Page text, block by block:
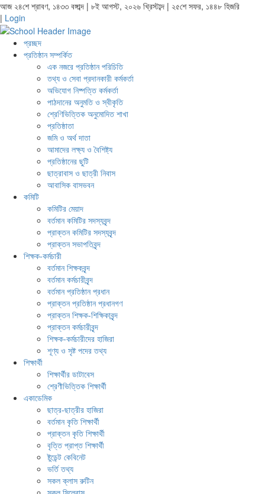
আজ ২৪শে শ্রাবণ, ১৪৩৩ বঙ্গাব্দ | ৮ই আগস্ট, ২০২৬ খ্রিস্টাব্দ | ২৫শে সফর, ১৪৪৮ হিজরি
| Login
প্রচ্ছদ
প্রতিষ্ঠান সম্পর্কিত
এক নজরে প্রতিষ্ঠান পরিচিতি
তথ্য ও সেবা প্রদানকারী কর্মকর্তা
অভিযোগ নিষ্পত্তি কর্মকর্তা
পাঠদানের অনুমতি ও স্বীকৃতি
শ্রেণিভিত্তিক অনুমোদিত শাখা
প্রতিষ্ঠাতা
জমি ও অর্থ দাতা
আমাদের লক্ষ্য ও বৈশিষ্ট্য
প্রতিষ্ঠানের ছুটি
ছাত্রাবাস ও ছাত্রী নিবাস
আবাসিক বাসভবন
কমিটি
কমিটির মেয়াদ
বর্তমান কমিটির সদস্যবৃন্দ
প্রাক্তন কমিটির সদস্যবৃন্দ
প্রাক্তন সভাপতিবৃন্দ
শিক্ষক-কর্মচারী
বর্তমান শিক্ষকবৃন্দ
বর্তমান কর্মচারীবৃন্দ
বর্তমান প্রতিষ্ঠান প্রধান
প্রাক্তন প্রতিষ্ঠান প্রধানগণ
প্রাক্তন শিক্ষক-শিক্ষিকাবৃন্দ
প্রাক্তন কর্মচারীবৃন্দ
শিক্ষক-কর্মচারীদের হাজিরা
শূণ্য ও সৃষ্ট পদের তথ্য
শিক্ষার্থী
শিক্ষার্থীর ডাটাবেস
শ্রেণীভিত্তিক শিক্ষার্থী
একাডেমিক
ছাত্র-ছাত্রীর হাজিরা
বর্তমান কৃতি শিক্ষার্থী
প্রাক্তন কৃতি শিক্ষার্থী
বৃত্তি প্রাপ্ত শিক্ষার্থী
ষ্টুডেন্ট কেবিনেট
ভর্তি তথ্য
সকল ক্লাস রুটিন